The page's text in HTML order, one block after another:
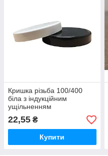
Кришка різьба 100/400
біла з індукційним
ущільненням
22,55 ₴
Купити